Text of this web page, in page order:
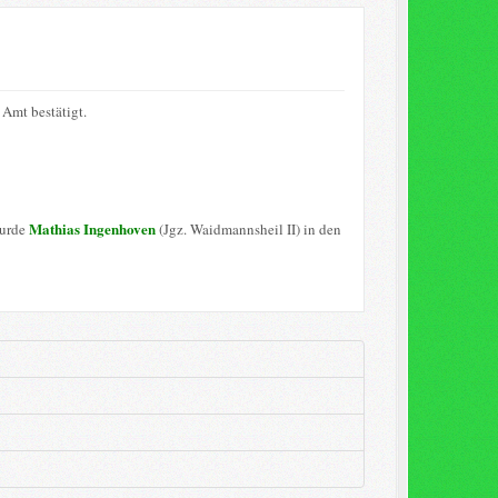
bestätigt.
Mathias Ingenhoven(Jgz. Waidmannsheil II) in den